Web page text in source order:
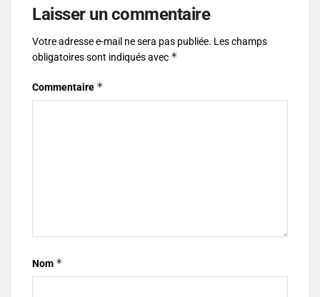
Laisser un commentaire
Votre adresse e-mail ne sera pas publiée. Les champs
obligatoires sont indiqués avec *
Commentaire *
Nom *